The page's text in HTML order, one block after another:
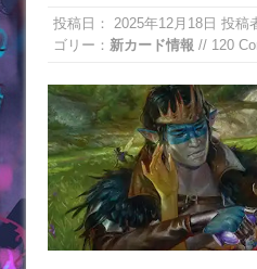
投稿日： 2025年12月18日 投稿
ゴリー： 新カード情報 // 120